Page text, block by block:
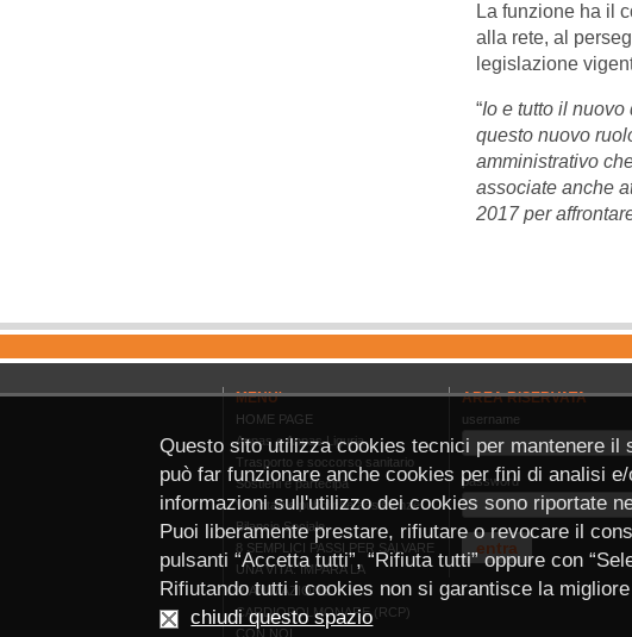
La funzione ha il
alla rete, al
legislazione
“Io e tutto il nuovo
questo nuovo
amministrativo
associate anche
2017 per
MENU'
HOME PAGE
Anpas e Anpas Liguria
Trasporto e soccorso sanitario
Sostieni e partecipa
Volontari e pubbliche assistenze
Bilancio Sociale
8 SEMPLICI PASSI PER SALVARE
UNA VITA: IMPARA LA
RIANIMAZIONE
CARDIOPOLMONARE (RCP)
CON NOI
AREA RISERVATA
username
password
Questo sito utilizza cookies tecnici per mantenere
può far funzionare anche cookies per fini di analisi
informazioni sull'utilizzo dei cookies sono riportate
Puoi liberamente prestare, rifiutare o revocare il
pulsanti “Accetta tutti”, “Rifiuta tutti” oppure con
Rifiutando tutti i cookies non si garantisce la
chiudi questo spazio